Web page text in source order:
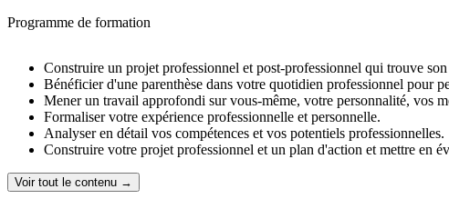
Programme de formation
Construire un projet professionnel et post-professionnel qui trouve
Bénéficier d'une parenthèse dans votre quotidien professionnel pour
Mener un travail approfondi sur vous-même, votre personnalité, vos
Formaliser votre expérience professionnelle et personnelle.
Analyser en détail vos compétences et vos potentiels professionnelles.
Construire votre projet professionnel et un plan d'action et mettre en
Voir tout le contenu →